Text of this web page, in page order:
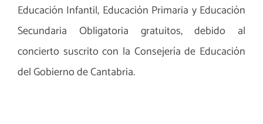
Educación Infantil, Educación Primaria y Educación
Secundaria Obligatoria gratuitos, debido al
concierto suscrito con la Consejería de Educación
del Gobierno de Cantabria.